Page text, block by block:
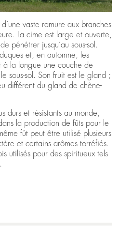
vaste ramure aux branches
La cime est large et ouverte,
pénétrer jusqu’au sous-sol.
et, en automne, les
à la longue une couche de
sous-sol. Son fruit est le gland ;
différent du gland de chêne-
durs et résistants au monde,
la production de fûts pour le
fût peut être utilisé plusieurs
et certains arômes torréfiés.
utilisés pour des spiritueux tels